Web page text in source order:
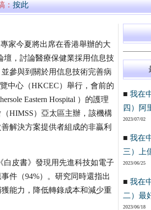
：按此
家今夏將出席在香港舉辦的大
壇，討論醫療保健業採用信息技
參與到關於用信息技術完善病
中心（HKCEC）舉行，會前的
Eastern Hospital ）的護理
HIMSS）亞太區主辦，該機構
解決方案提供者組成的非贏利
皮書》發現用先進科技如電子
件（94%）。研究同時還指出
能力，降低轉錄成本和減少重
■ 我在
四）阿
2023/07/02
■ 我在
三）上
2023/06/25
■ 我在
二）最
2023/06/18